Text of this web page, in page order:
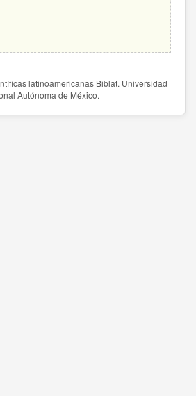
latinoamericanas Biblat. Universidad
Autónoma de México.